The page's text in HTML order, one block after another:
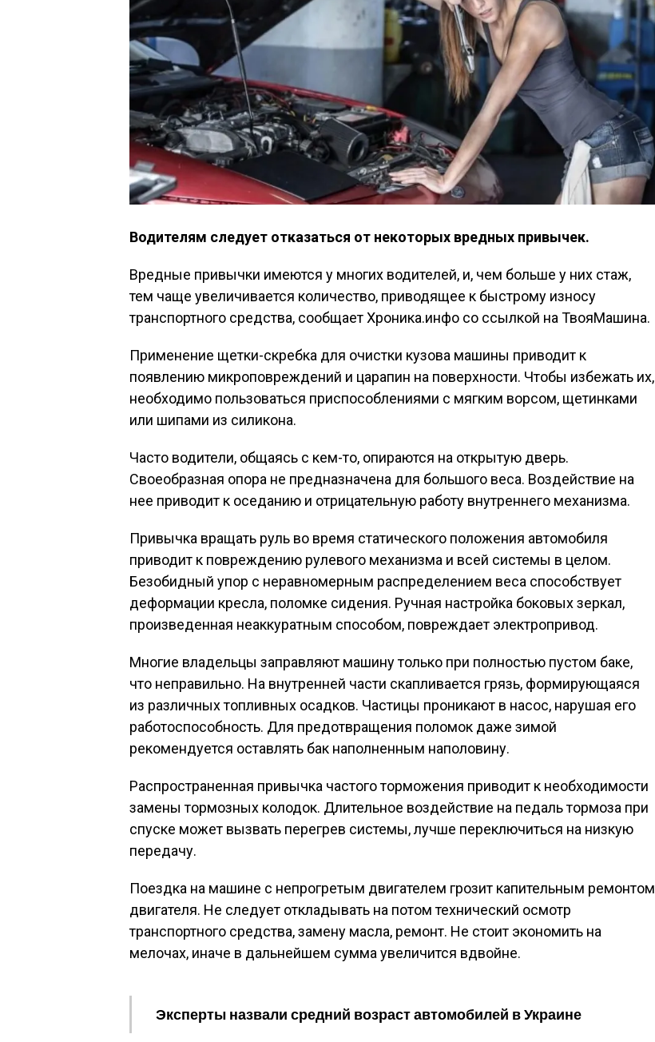
Водителям следует отказаться от некоторых вредных привычек.
Вредные привычки имеются у многих водителей, и, чем больше у них стаж,
тем чаще увеличивается количество, приводящее к быстрому износу
транспортного средства, сообщает Хроника.инфо со ссылкой на ТвояМашина.
Применение щетки-скребка для очистки кузова машины приводит к
появлению микроповреждений и царапин на поверхности. Чтобы избежать их,
необходимо пользоваться приспособлениями с мягким ворсом, щетинками
или шипами из силикона.
Часто водители, общаясь с кем-то, опираются на открытую дверь.
Своеобразная опора не предназначена для большого веса. Воздействие на
нее приводит к оседанию и отрицательную работу внутреннего механизма.
Привычка вращать руль во время статического положения автомобиля
приводит к повреждению рулевого механизма и всей системы в целом.
Безобидный упор с неравномерным распределением веса способствует
деформации кресла, поломке сидения. Ручная настройка боковых зеркал,
произведенная неаккуратным способом, повреждает электропривод.
Многие владельцы заправляют машину только при полностью пустом баке,
что неправильно. На внутренней части скапливается грязь, формирующаяся
из различных топливных осадков. Частицы проникают в насос, нарушая его
работоспособность. Для предотвращения поломок даже зимой
рекомендуется оставлять бак наполненным наполовину.
Распространенная привычка частого торможения приводит к необходимости
замены тормозных колодок. Длительное воздействие на педаль тормоза при
спуске может вызвать перегрев системы, лучше переключиться на низкую
передачу.
Поездка на машине с непрогретым двигателем грозит капительным ремонтом
двигателя. Не следует откладывать на потом технический осмотр
транспортного средства, замену масла, ремонт. Не стоит экономить на
мелочах, иначе в дальнейшем сумма увеличится вдвойне.
Эксперты назвали средний возраст автомобилей в Украине